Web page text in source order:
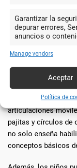
Garantizar la
depurar errores,
anuncios o
Manage vendors
Aceptar
Política de
La construcción de
simples o
y otros materiales
vehículos con partes
Para los robots, se
articulaciones
pajitas y círculos de
no solo enseña
conceptos básicos